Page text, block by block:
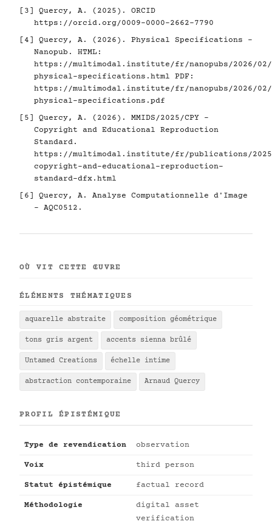
[3]
Quercy, A. (2025). ORCID
https://orcid.org/0009-0000-2662-7790
[4]
Quercy, A. (2026). Physical Specifications -
Nanopub. HTML:
https://multimodal.institute/fr/nanopubs/2026/02/
physical-specifications.html PDF:
https://multimodal.institute/fr/nanopubs/2026/02/
physical-specifications.pdf
[5]
Quercy, A. (2026). MMIDS/2025/CPY -
Copyright and Educational Reproduction
Standard.
https://multimodal.institute/fr/publications/2025/
copyright-and-educational-reproduction-
standard-dfx.html
[6]
Quercy, A. Analyse Computationnelle d'Image
- AQC0512.
OÙ VIT CETTE ŒUVRE
ÉLÉMENTS THÉMATIQUES
aquarelle abstraite composition géométrique
tons gris argent accents sienna brûlé
Untamed Creations échelle intime
abstraction contemporaine Arnaud Quercy
PROFIL ÉPISTÉMIQUE
Type de revendication observation
Voix third person
Statut épistémique factual record
Méthodologie
digital asset
verification